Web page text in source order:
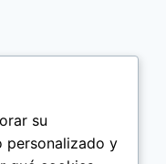
su
personalizado y